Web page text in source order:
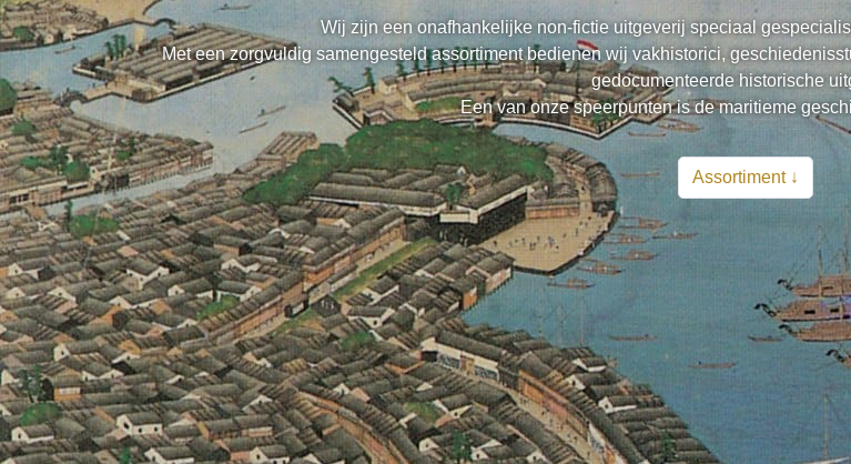
Wij zijn een onafhankelijke non-fictie uitgeverij speciaal
Met een zorgvuldig samengesteld assortiment bedienen wij vakhistorici,
gedocumenteerde historische
Een van onze speerpunten is de maritieme
Assortiment ↓